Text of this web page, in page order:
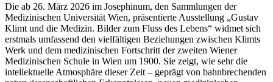
Die ab 26. März 2026 im Josephinum, den Sammlungen der
Medizinischen Universität Wien, präsentierte Ausstellung „Gustav
Klimt und die Medizin. Bilder zum Fluss des Lebens“ widmet sich
erstmals umfassend den vielfältigen Beziehungen zwischen Klimts
Werk und dem medizinischen Fortschritt der zweiten Wiener
Medizinischen Schule in Wien um 1900. Sie zeigt, wie sehr die
intellektuelle Atmosphäre dieser Zeit – geprägt von bahnbrechenden